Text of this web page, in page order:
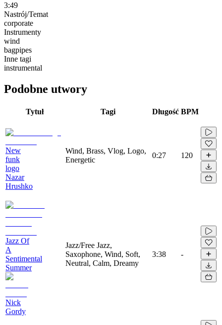
3:49
Nastrój/Temat
corporate
Instrumenty
wind
bagpipes
Inne tagi
instrumental
Podobne utwory
Tytuł Tagi Długość BPM
New
funk
logo
Nazar
Hrushko
Wind, Brass, Vlog, Logo,
Energetic
0:27 120
Jazz Of
A
Sentimental
Summer
Nick
Gordy
Jazz/Free Jazz,
Saxophone, Wind, Soft,
Neutral, Calm, Dreamy
3:38 -